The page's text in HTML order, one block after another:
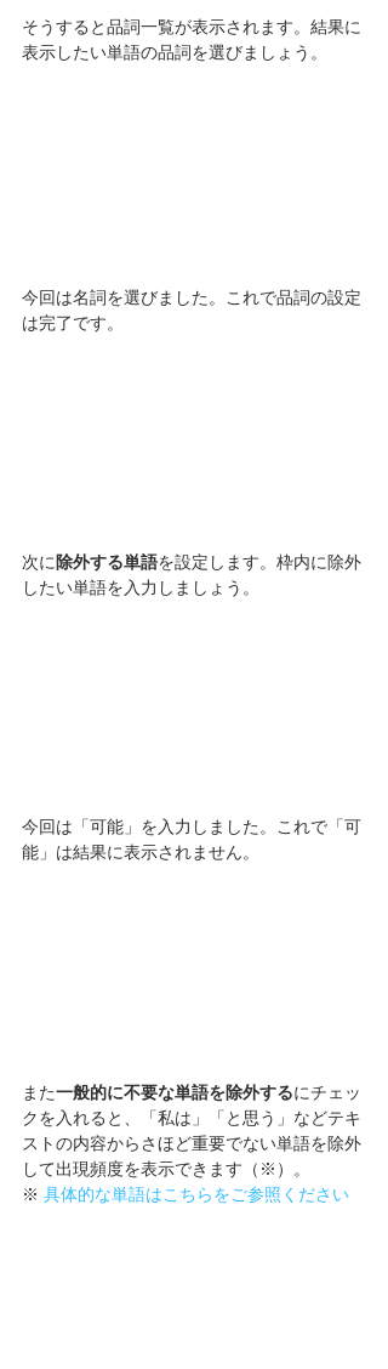
そうすると品詞一覧が表示されます。結果に
表示したい単語の品詞を選びましょう。
今回は名詞を選びました。これで品詞の設定
は完了です。
次に 除外する単語を設定します。枠内に除外
したい単語を入力しましょう。
今回は「可能」を入力しました。これで「可
能」は結果に表示されません。
また一般的に不要な単語を除外するにチェッ
クを入れると、「私は」「と思う」などテキ
ストの内容からさほど重要でない単語を除外
して出現頻度を表示できます（※）。
※ 具体的な単語はこちらをご参照ください